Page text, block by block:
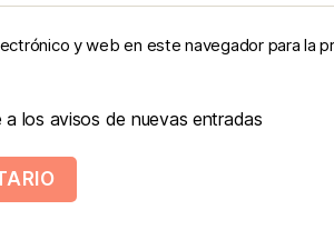
y web en este navegador para la
a los avisos de nuevas entradas